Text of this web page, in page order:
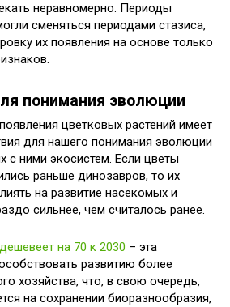
неравномерно. Периоды
сменяться периодами стазиса,
их появления на основе только
понимания эволюции
цветковых растений имеет
для нашего понимания эволюции
с ними экосистем. Если цветы
раньше динозавров, то их
на развитие насекомых и
сильнее, чем считалось ранее.
на 70 к 2030 – эта
развитию более
хозяйства, что, в свою очередь,
на сохранении биоразнообразия,